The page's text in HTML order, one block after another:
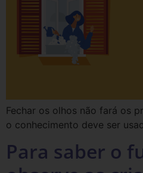
Fechar os olhos não fará os
o conhecimento deve ser
Para saber o